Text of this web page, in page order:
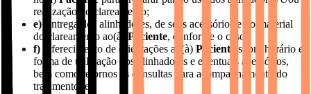
realização do clareamento;
e)
Entrega dos alinhadores, de seus acessórios e do material
do clareamento ao(à) Paciente, conforme o caso;
f)
Oferecimento de orientações ao(à) Paciente
sobre horário e
forma de utilização dos alinhadores e eventuais acessórios,
bem como retornos às consultas para acompanhamento do
tratamento; e